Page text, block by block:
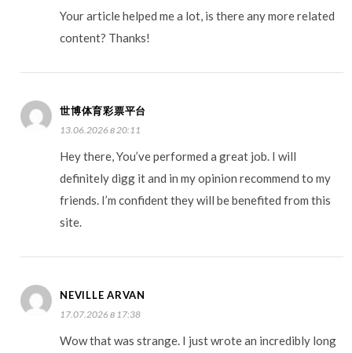
Your article helped me a lot, is there any more related
content? Thanks!
世博体育彩票平台
13.06.2026 в 20:11
Hey there, You’ve performed a great job. I will
definitely digg it and in my opinion recommend to my
friends. I’m confident they will be benefited from this
site.
NEVILLE ARVAN
17.07.2026 в 17:38
Wow that was strange. I just wrote an incredibly long